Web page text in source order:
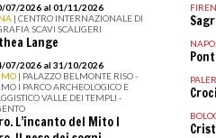
07/2026 al 01/11/2026
| CENTRO INTERNAZIONALE DI
SCAVI SCALIGERI
Lange
07/2026 al 31/10/2026
| PALAZZO BELMONTE RISO -
I PARCO ARCHEOLOGICO E
VALLE DEI TEMPLI -
L’incanto del Mito I